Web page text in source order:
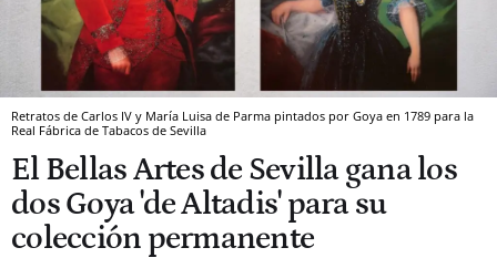
Retratos de Carlos IV y María Luisa de Parma pintados por Goya en 1789 para la
Real Fábrica de Tabacos de Sevilla
El Bellas Artes de Sevilla gana los
dos Goya 'de Altadis' para su
colección permanente